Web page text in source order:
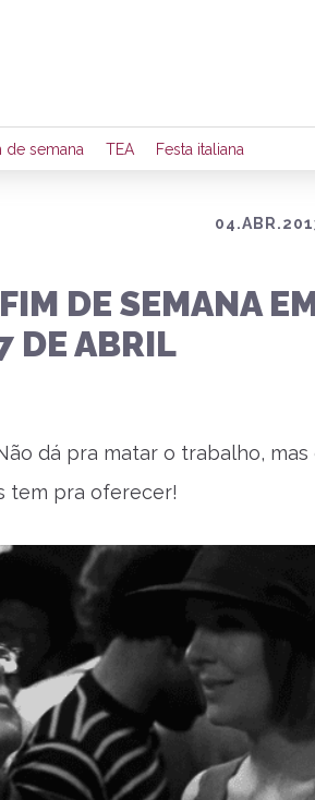
Preencha seus dados para
de eventos e notícias da
de semana TEA Festa italiana
DE SEMANA
DE ABRIL
dá pra matar o trabalho, mas
tem pra oferecer!